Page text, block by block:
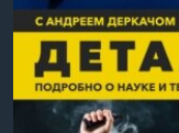
Learning English
СОЦИАЛЬНЫЕ СЕТИ
No